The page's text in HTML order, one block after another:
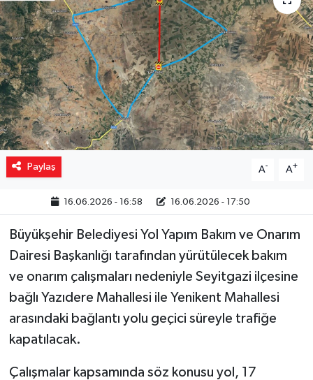
Paylaş A- A+
16.06.2026 - 16:58 16.06.2026 - 17:50
Büyükşehir Belediyesi Yol Yapım Bakım ve Onarım
Dairesi Başkanlığı tarafından yürütülecek bakım
ve onarım çalışmaları nedeniyle Seyitgazi ilçesine
bağlı Yazıdere Mahallesi ile Yenikent Mahallesi
arasındaki bağlantı yolu geçici süreyle trafiğe
kapatılacak.
Çalışmalar kapsamında söz konusu yol, 17